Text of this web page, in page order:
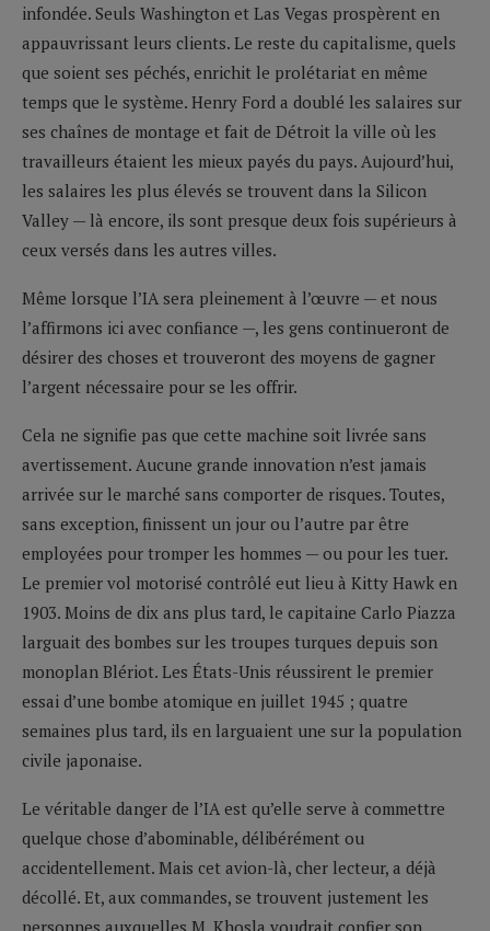
infondée. Seuls Washington et Las Vegas prospèrent en
appauvrissant leurs clients. Le reste du capitalisme, quels
que soient ses péchés, enrichit le prolétariat en même
temps que le système. Henry Ford a doublé les salaires sur
ses chaînes de montage et fait de Détroit la ville où les
travailleurs étaient les mieux payés du pays. Aujourd’hui,
les salaires les plus élevés se trouvent dans la Silicon
Valley — là encore, ils sont presque deux fois supérieurs à
ceux versés dans les autres villes.
Même lorsque l’IA sera pleinement à l’œuvre — et nous
l’affirmons ici avec confiance —, les gens continueront de
désirer des choses et trouveront des moyens de gagner
l’argent nécessaire pour se les offrir.
Cela ne signifie pas que cette machine soit livrée sans
avertissement. Aucune grande innovation n’est jamais
arrivée sur le marché sans comporter de risques. Toutes,
sans exception, finissent un jour ou l’autre par être
employées pour tromper les hommes — ou pour les tuer.
Le premier vol motorisé contrôlé eut lieu à Kitty Hawk en
1903. Moins de dix ans plus tard, le capitaine Carlo Piazza
larguait des bombes sur les troupes turques depuis son
monoplan Blériot. Les États-Unis réussirent le premier
essai d’une bombe atomique en juillet 1945 ; quatre
semaines plus tard, ils en larguaient une sur la population
civile japonaise.
Le véritable danger de l’IA est qu’elle serve à commettre
quelque chose d’abominable, délibérément ou
accidentellement. Mais cet avion-là, cher lecteur, a déjà
décollé. Et, aux commandes, se trouvent justement les
personnes auxquelles M. Khosla voudrait confier son